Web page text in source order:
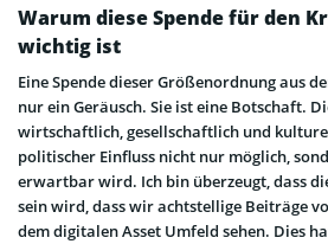
Warum diese Spende für den
wichtig ist
Eine Spende dieser Größenordnung aus
nur ein Geräusch. Sie ist eine Botschaft.
wirtschaftlich, gesellschaftlich und
politischer Einfluss nicht nur möglich,
erwartbar wird. Ich bin überzeugt, dass
sein wird, dass wir achtstellige Beiträge
dem digitalen Asset Umfeld sehen. Dies